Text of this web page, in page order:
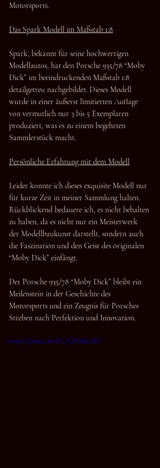
Motorsports.
Das Spark Modell im Maßstab 1:8
Spark, bekannt für seine hochwertigen
Modellautos, hat den Porsche 935/78 “Moby
Dick” im beeindruckenden Maßstab 1:8
detailgetreu nachgebildet. Dieses Modell
wurde in einer äußerst limitierten Auflage
von vermutlich nur 3 bis 5 Exemplaren
produziert, was es zu einem begehrten
Sammlerstück macht.
Persönliche Erfahrung mit dem Modell
Leider konnte ich dieses exquisite Modell nur
für kurze Zeit in meiner Sammlung halten.
Rückblickend bedauere ich, es nicht behalten
zu haben, da es nicht nur ein Meisterwerk
der Modellbaukunst darstellt, sondern auch
die Faszination und den Geist des originalen
“Moby Dick” einfängt.
Der Porsche 935/78 “Moby Dick” bleibt ein
Meilenstein in der Geschichte des
Motorsports und ein Zeugnis für Porsches
Streben nach Perfektion und Innovation.
https://youtu.be/M_7GlO6h9NU